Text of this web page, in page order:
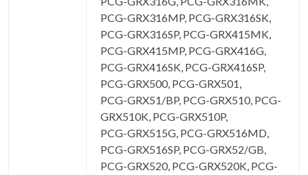
PCG-GRX316MP, PCG-GRX316SK,
PCG-GRX316SP, PCG-GRX415MK,
PCG-GRX415MP, PCG-GRX416G,
PCG-GRX416SK, PCG-GRX416SP,
PCG-GRX500, PCG-GRX501,
PCG-GRX51/BP, PCG-GRX510, PCG-
GRX510K, PCG-GRX510P,
PCG-GRX515G, PCG-GRX516MD,
PCG-GRX516SP, PCG-GRX52/GB,
PCG-GRX520, PCG-GRX520K, PCG-